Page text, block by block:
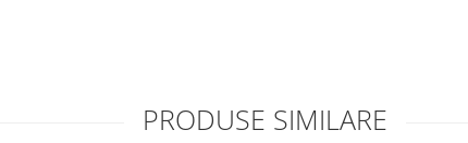
PRODUSE SIMILARE